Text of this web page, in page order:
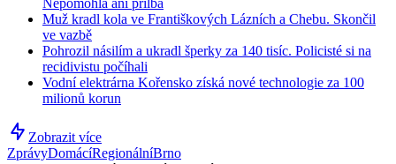
Muž kradl kola ve Františkových Lázních a Chebu. Skončil
ve vazbě
Pohrozil násilím a ukradl šperky za 140 tisíc. Policisté si na
recidivistu počíhali
Vodní elektrárna Kořensko získá nové technologie za 100
milionů korun
Zobrazit více
ZprávyDomácíRegionálníBrno